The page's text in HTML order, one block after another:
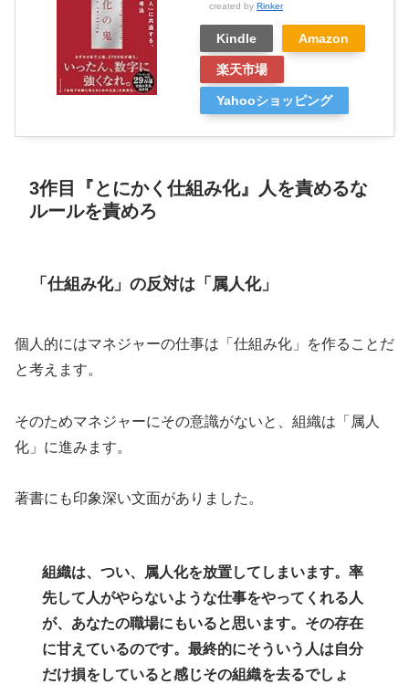
created by Rinker
Kindle Amazon
楽天市場
Yahooショッピング
3作目『とにかく仕組み化』人を責めるな
ルールを責めろ
「仕組み化」の反対は「属人化」
個人的にはマネジャーの仕事は「仕組み化」を作ることだ
と考えます。
そのためマネジャーにその意識がないと、組織は「属人
化」に進みます。
著書にも印象深い文面がありました。
組織は、つい、属人化を放置してしまいます。率
先して人がやらないような仕事をやってくれる人
が、あなたの職場にもいると思います。その存在
に甘えているのです。最終的にそういう人は自分
だけ損をしていると感じその組織を去るでしょ